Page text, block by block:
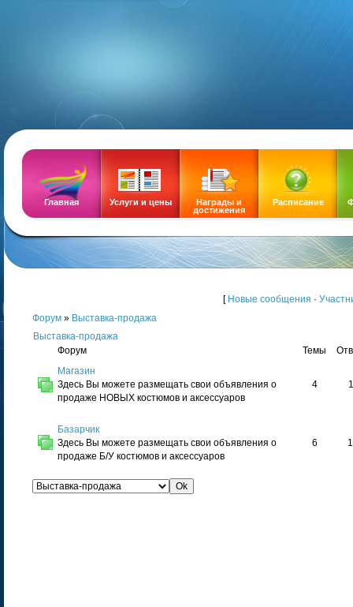
Главная Услуги и цены
Награды и
достижения
Расписание
[ Новые сообщения ·
Форум » Выставка-продажа
Выставка-продажа
Форум
Темы
Магазин
Здесь Вы можете размещать свои объявления о
продаже НОВЫХ костюмов и аксессуаров
4
Базарчик
Здесь Вы можете размещать свои объявления о
продаже Б/У костюмов и аксессуаров
6